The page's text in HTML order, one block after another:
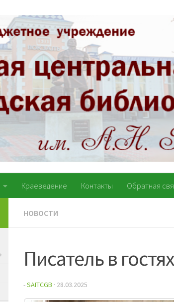
Краеведение Контакты Обратная
НОВОСТИ
Писатель в
-SAITCGB · 28.03.2025